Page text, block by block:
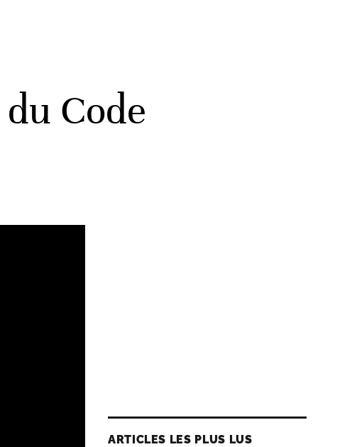
Code
ARTICLES LES PLUS LUS